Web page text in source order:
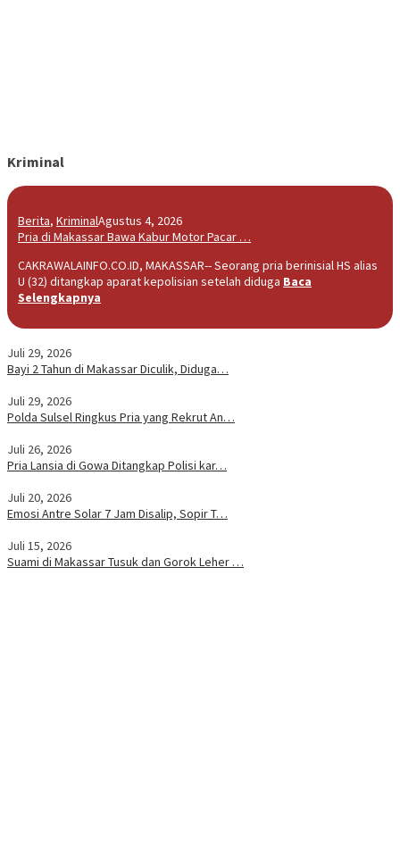
Kriminal
Berita, KriminalAgustus 4, 2026
Pria di Makassar Bawa Kabur Motor Pacar …
CAKRAWALAINFO.CO.ID, MAKASSAR-- Seorang pria berinisial HS alias
U (32) ditangkap aparat kepolisian setelah diduga Baca
Selengkapnya
Juli 29, 2026
Bayi 2 Tahun di Makassar Diculik, Diduga…
Juli 29, 2026
Polda Sulsel Ringkus Pria yang Rekrut An…
Juli 26, 2026
Pria Lansia di Gowa Ditangkap Polisi kar…
Juli 20, 2026
Emosi Antre Solar 7 Jam Disalip, Sopir T…
Juli 15, 2026
Suami di Makassar Tusuk dan Gorok Leher …